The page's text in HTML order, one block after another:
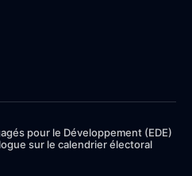
pour le Développement (EDE)
sur le calendrier électoral